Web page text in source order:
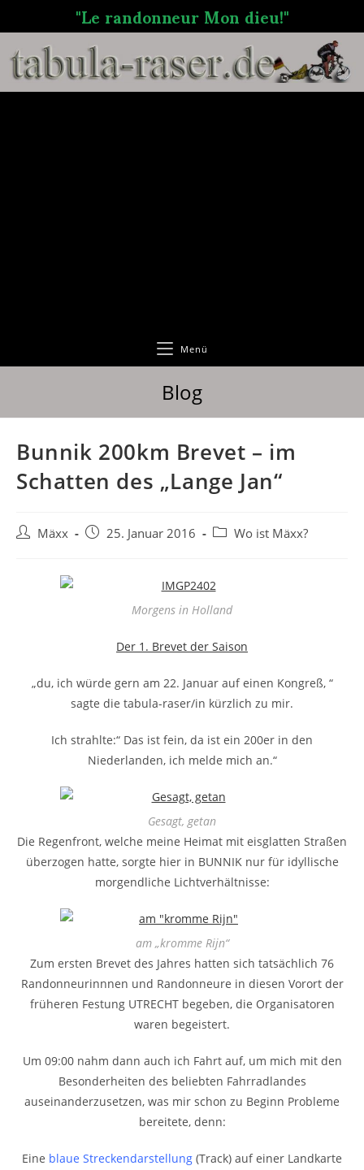
"Le randonneur Mon dieu!"
Menü
Blog
Bunnik 200km Brevet – im
Schatten des „Lange Jan“
Mäxx 25. Januar 2016 Wo ist Mäxx?
Morgens in Holland
Der 1. Brevet der Saison
„du, ich würde gern am 22. Januar auf einen Kongreß, “
sagte die tabula-raser/in kürzlich zu mir.
Ich strahlte:“ Das ist fein, da ist ein 200er in den
Niederlanden, ich melde mich an.“
Gesagt, getan
Die Regenfront, welche meine Heimat mit eisglatten Straßen
überzogen hatte, sorgte hier in BUNNIK nur für idyllische
morgendliche Lichtverhältnisse:
am „kromme Rijn“
Zum ersten Brevet des Jahres hatten sich tatsächlich 76
Randonneurinnnen und Randonneure in diesen Vorort der
früheren Festung UTRECHT begeben, die Organisatoren
waren begeistert.
Um 09:00 nahm dann auch ich Fahrt auf, um mich mit den
Besonderheiten des beliebten Fahrradlandes
auseinanderzusetzen, was mir schon zu Beginn Probleme
bereitete, denn:
Eine blaue Streckendarstellung (Track) auf einer Landkarte